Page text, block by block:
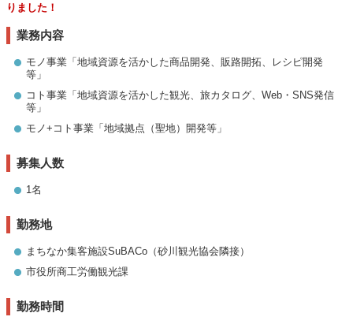
りました！
業務内容
モノ事業「地域資源を活かした商品開発、販路開拓、レシピ開発
等」
コト事業「地域資源を活かした観光、旅カタログ、Web・SNS発信
等」
モノ+コト事業「地域拠点（聖地）開発等」
募集人数
1名
勤務地
まちなか集客施設SuBACo（砂川観光協会隣接）
市役所商工労働観光課
勤務時間